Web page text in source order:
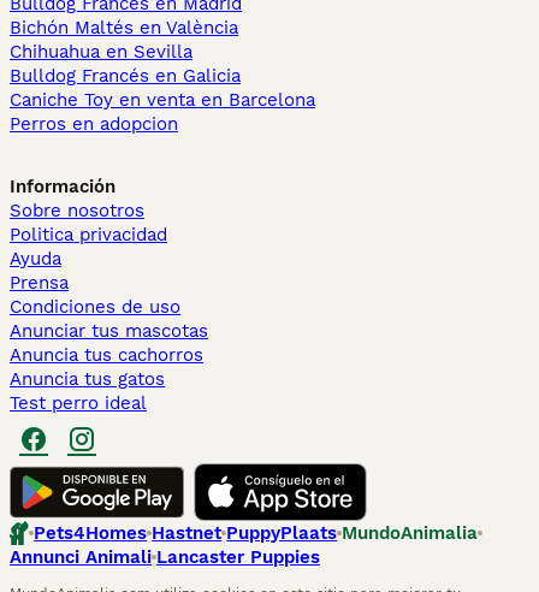
Bichón Maltés en València
Chihuahua en Sevilla
Bulldog Francés en Galicia
Caniche Toy en venta en Barcelona
Perros en adopcion
Información
Sobre nosotros
Politica privacidad
Ayuda
Prensa
Condiciones de uso
Anunciar tus mascotas
Anuncia tus cachorros
Anuncia tus gatos
Test perro ideal
Pets4Homes Hastnet PuppyPlaats MundoAnimalia
Annunci Animali Lancaster Puppies